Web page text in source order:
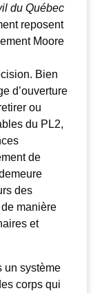
du Québec
reposent
Moore
Bien
d’ouverture
ou
du PL2,
de
des
manière
et
un système
corps qui